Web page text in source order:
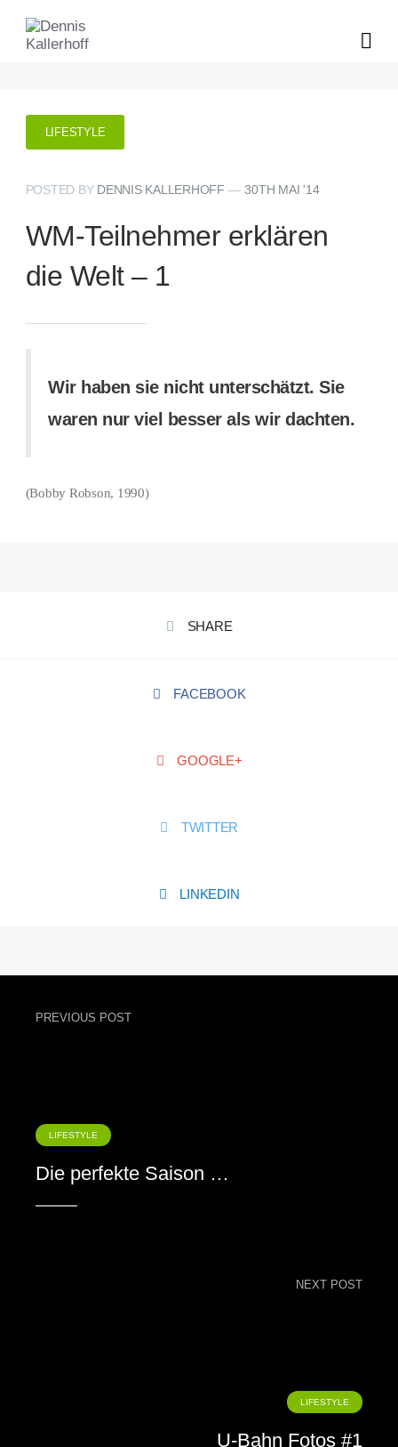
LIFESTYLE
POSTED BY DENNIS KALLERHOFF — 30TH MAI '14
WM-Teilnehmer erklären
die Welt – 1
Wir haben sie nicht unterschätzt. Sie
waren nur viel besser als wir dachten.
(Bobby Robson, 1990)
SHARE
FACEBOOK
GOOGLE+
TWITTER
LINKEDIN
PREVIOUS POST
LIFESTYLE
Die perfekte Saison …
NEXT POST
LIFESTYLE
U-Bahn Fotos #1